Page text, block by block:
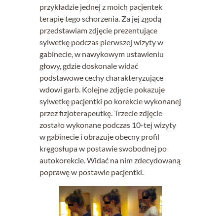
przykładzie jednej z moich pacjentek
terapię tego schorzenia. Za jej zgodą
przedstawiam zdjęcie prezentujące
sylwetkę podczas pierwszej wizyty w
gabinecie, w nawykowym ustawieniu
głowy, gdzie doskonale widać
podstawowe cechy charakteryzujące
wdowi garb. Kolejne zdjęcie pokazuje
sylwetkę pacjentki po korekcie wykonanej
przez fizjoterapeutkę. Trzecie zdjęcie
zostało wykonane podczas 10-tej wizyty
w gabinecie i obrazuje obecny profil
kręgosłupa w postawie swobodnej po
autokorekcie. Widać na nim zdecydowaną
poprawę w postawie pacjentki.